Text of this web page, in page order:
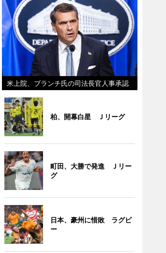
米上院、ブランチ氏の司法長官人事承認
柏、開幕白星 Ｊリーグ
町田、大勝で発進 Ｊリー
グ
日本、豪州に惜敗 ラグビ
ー